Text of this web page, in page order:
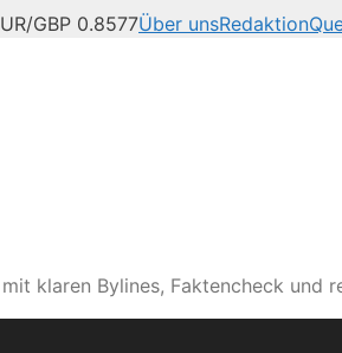
GBP 0.8577Über unsRedaktion
klaren Bylines, Faktencheck und